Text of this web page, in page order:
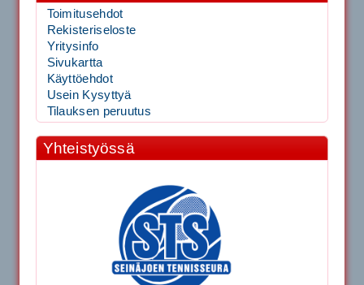
Toimitusehdot
Rekisteriseloste
Yritysinfo
Sivukartta
Käyttöehdot
Usein Kysyttyä
Tilauksen peruutus
Yhteistyössä